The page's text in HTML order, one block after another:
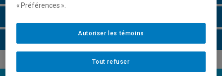
« Préférences ».
Tout refuser
Autoriser les témoins